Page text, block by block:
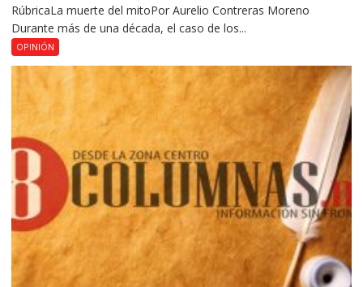
RúbricaLa muerte del mitoPor Aurelio Contreras Moreno
Durante más de una década, el caso de los...
OPINIÓN